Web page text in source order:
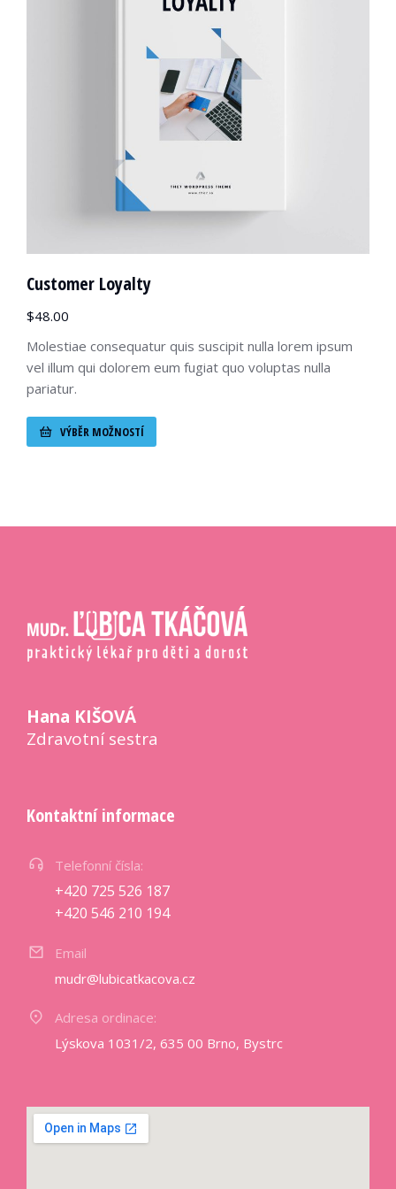
Customer Loyalty
$48.00
Molestiae consequatur quis suscipit nulla lorem ipsum
vel illum qui dolorem eum fugiat quo voluptas nulla
pariatur.
VÝBĚR MOŽNOSTÍ
Hana KIŠOVÁ
Zdravotní sestra
Kontaktní informace
Telefonní čísla:
+420 725 526 187
+420 546 210 194
Email
mudr@lubicatkacova.cz
Adresa ordinace:
Lýskova 1031/2, 635 00 Brno, Bystrc